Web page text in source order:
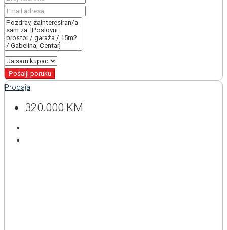
Pošalji poruku
Prodaja
320.000 KM